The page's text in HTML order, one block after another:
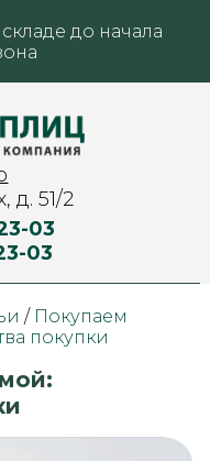
до начала
д. 51/2
03
03
/ Покупаем
покупки